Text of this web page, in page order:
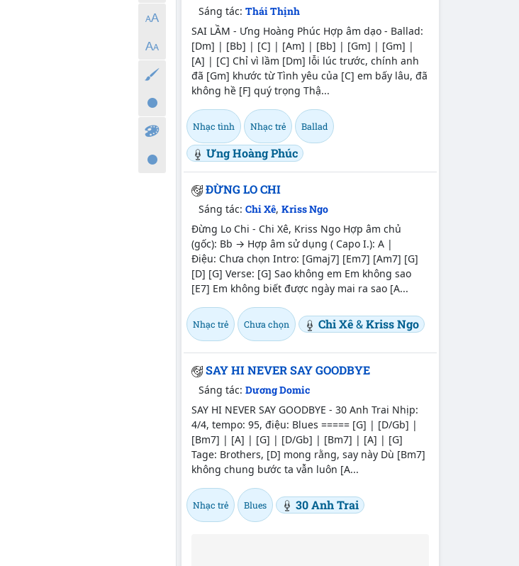
Sáng tác:Thái Thịnh
SAI LẦM - Ưng Hoàng Phúc Hợp âm dạo - Ballad:
[Dm] | [Bb] | [C] | [Am] | [Bb] | [Gm] | [Gm] |
[A] | [C] Chỉ vì lầm [Dm] lỗi lúc trước, chính anh
đã [Gm] khước từ Tình yêu của [C] em bấy lâu, đã
không hề [F] quý trọng Thậ...
Nhạc tình Nhạc trẻ Ballad
Ưng Hoàng Phúc
ĐỪNG LO CHI
Sáng tác:Chi Xê,Kriss Ngo
Đừng Lo Chi - Chi Xê, Kriss Ngo Hợp âm chủ
(gốc): Bb → Hợp âm sử dụng ( Capo I.): A |
Điệu: Chưa chọn Intro: [Gmaj7] [Em7] [Am7] [G]
[D] [G] Verse: [G] Sao không em Em không sao
[E7] Em không biết được ngày mai ra sao [A...
Nhạc trẻ Chưa chọn Chi Xê&Kriss Ngo
SAY HI NEVER SAY GOODBYE
Sáng tác:Dương Domic
SAY HI NEVER SAY GOODBYE - 30 Anh Trai Nhịp:
4/4, tempo: 95, điệu: Blues ===== [G] | [D/Gb] |
[Bm7] | [A] | [G] | [D/Gb] | [Bm7] | [A] | [G]
Tage: Brothers, [D] mong rằng, say này Dù [Bm7]
không chung bước ta vẫn luôn [A...
Nhạc trẻ Blues 30 Anh Trai